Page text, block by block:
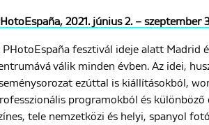
2021. június 2. – szeptember
PHotoEspaña fesztivál ideje alatt Madrid
válik minden évben. Az idei,
ezúttal is kiállításokból,
programokból és
tele nemzetközi és helyi, spanyol